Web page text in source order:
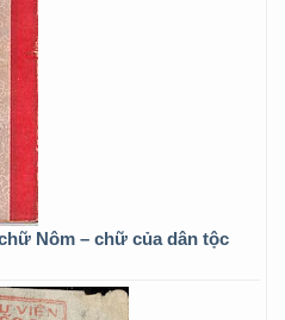
Nôm – chữ của dân tộc